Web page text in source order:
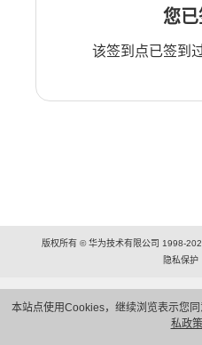
本站点使用Cookies，继续浏览表示您
私政
您已
该签到点已签到
版权所有 © 华为技术有限公司 1998-
隐私保护